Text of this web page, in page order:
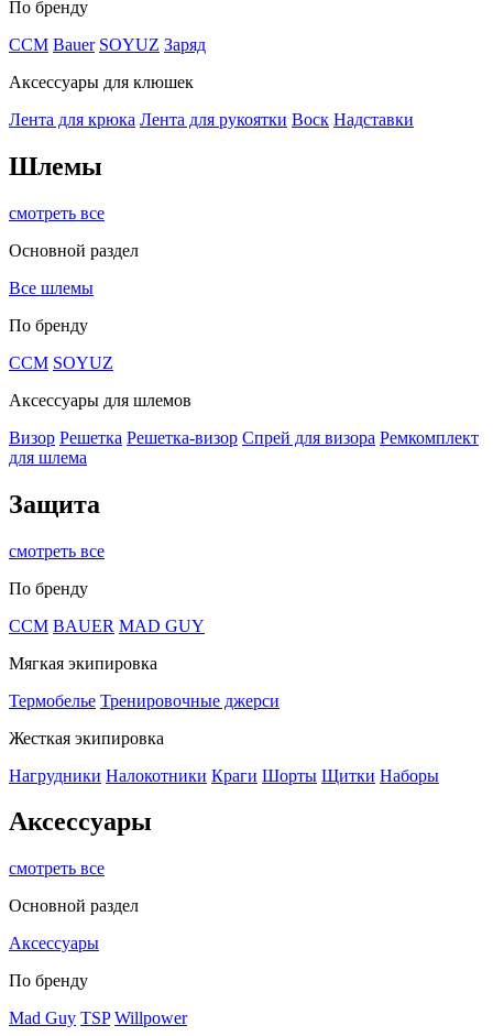
По бренду
CCM Bauer SOYUZ Заряд
Аксессуары для клюшек
Лента для крюка Лента для рукоятки Воск Надставки
Шлемы
смотреть все
Основной раздел
Все шлемы
По бренду
CCM SOYUZ
Аксессуары для шлемов
Визор Решетка Решетка-визор Спрей для визора Ремкомплект
для шлема
Защита
смотреть все
По бренду
CCM BAUER MAD GUY
Мягкая экипировка
Термобелье Тренировочные джерси
Жесткая экипировка
Нагрудники Налокотники Краги Шорты Щитки Наборы
Аксессуары
смотреть все
Основной раздел
Аксессуары
По бренду
Mad Guy TSP Willpower